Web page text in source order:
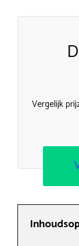
Vergelijk